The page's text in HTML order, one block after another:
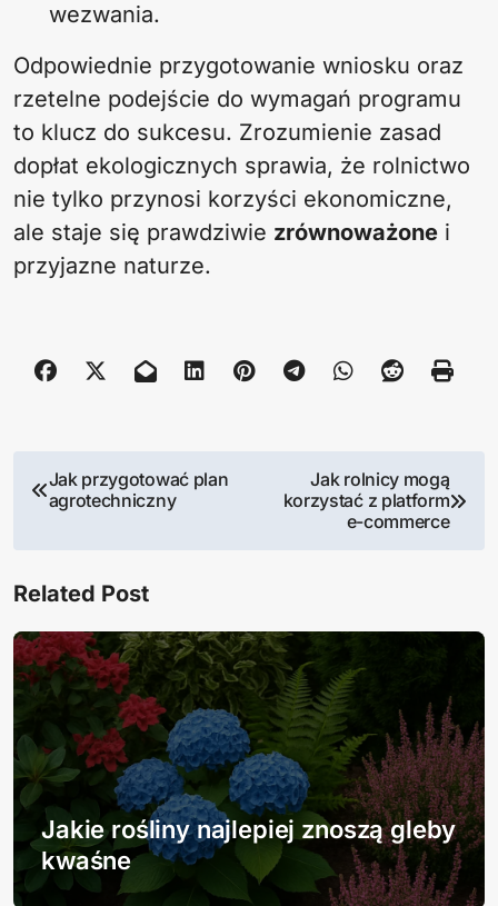
wezwania.
Odpowiednie przygotowanie wniosku oraz
rzetelne podejście do wymagań programu
to klucz do sukcesu. Zrozumienie zasad
dopłat ekologicznych sprawia, że rolnictwo
nie tylko przynosi korzyści ekonomiczne,
ale staje się prawdziwie zrównoważone i
przyjazne naturze.
N
i
g
a
c
j
a
w
Jak przygotować plan
agrotechniczny
Jak rolnicy mogą
korzystać z platform
e-commerce
Related Post
Jakie rośliny najlepiej znoszą gleby
kwaśne